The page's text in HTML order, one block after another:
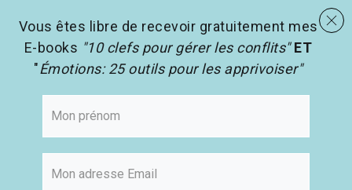
menu Les activités en pédagogie search
Vous êtes libre de recevoir gratuitement mes
E-books "10 clefs pour gérer les conflits" ET
"Émotions: 25 outils pour les apprivoiser"